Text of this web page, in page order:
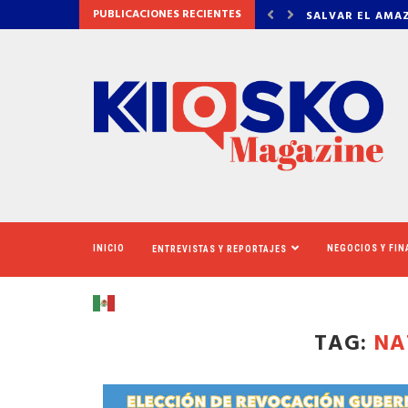
PUBLICACIONES RECIENTES
EL ECOSISTEMA EVIDENCIA QUE LA... LA VERDAD
INICIO ENTREVISTAS Y REPORTAJES NEGOCIOS Y
TAG: